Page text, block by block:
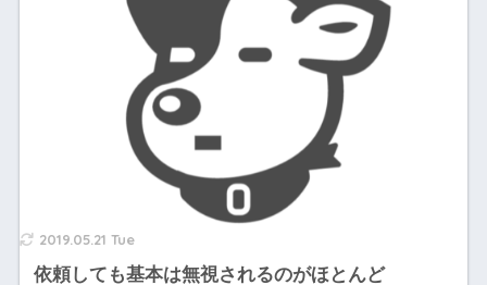
2019.05.21 Tue
依頼しても基本は無視されるのがほとんど